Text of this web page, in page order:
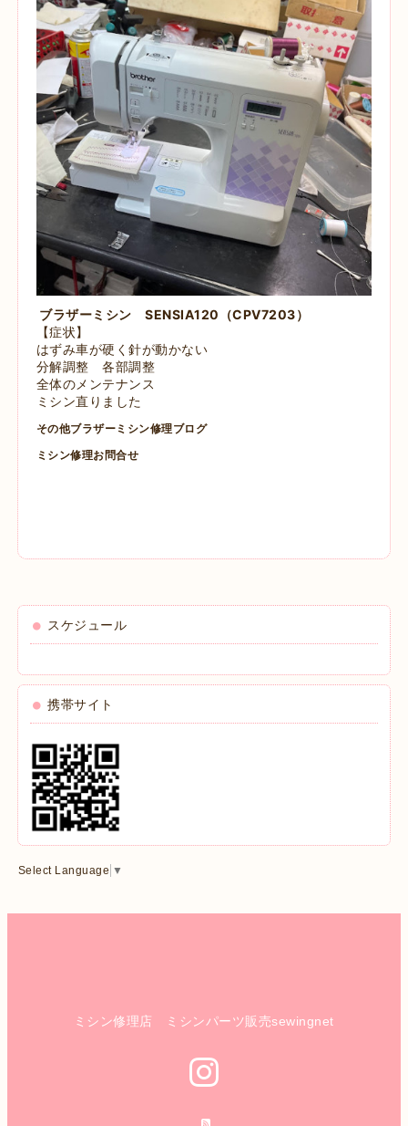
ブラザーミシン SENSIA120（CPV7203）
【症状】
はずみ車が硬く針が動かない
分解調整 各部調整
全体のメンテナンス
ミシン直りました
その他ブラザーミシン修理ブログ
ミシン修理お問合せ
スケジュール
携帯サイト
Select Language ▼
ミシン修理店 ミシンパーツ販売sewingnet